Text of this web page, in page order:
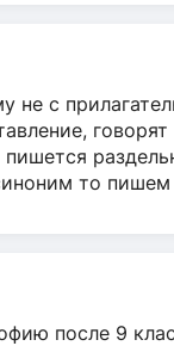
не с
то пишем
после 9